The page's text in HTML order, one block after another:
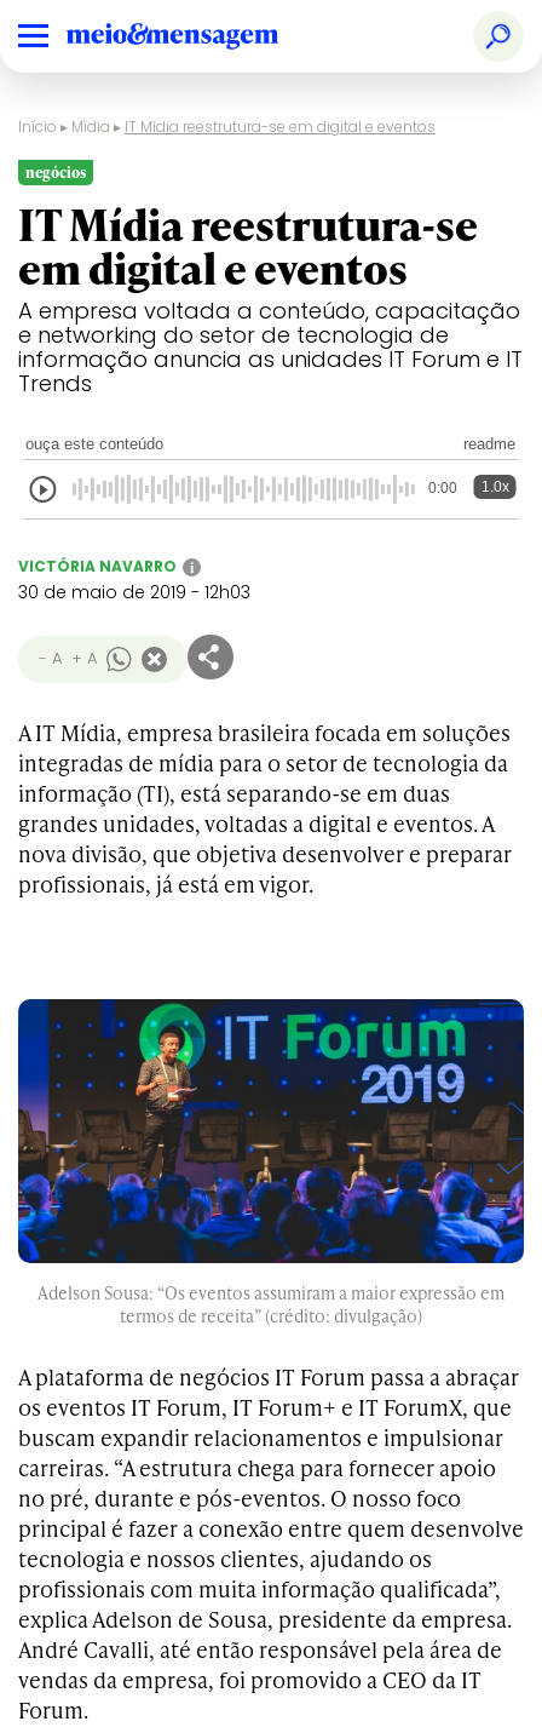
Início ▸ Mídia ▸ IT Mídia reestrutura-se em digital e eventos
negócios
IT Mídia reestrutura-se
em digital e eventos
A empresa voltada a conteúdo, capacitação
e networking do setor de tecnologia de
informação anuncia as unidades IT Forum e IT
Trends
ouça este conteúdo readme
0:00 1.0x
VICTÓRIA NAVARRO i
30 de maio de 2019 - 12h03
- A + A
A IT Mídia, empresa brasileira focada em soluções
integradas de mídia para o setor de tecnologia da
informação (TI), está separando-se em duas
grandes unidades, voltadas a digital e eventos. A
nova divisão, que objetiva desenvolver e preparar
profissionais, já está em vigor.
Adelson Sousa: “Os eventos assumiram a maior expressão em
termos de receita” (crédito: divulgação)
A plataforma de negócios IT Forum passa a abraçar
os eventos IT Forum, IT Forum+ e IT ForumX, que
buscam expandir relacionamentos e impulsionar
carreiras. “A estrutura chega para fornecer apoio
no pré, durante e pós-eventos. O nosso foco
principal é fazer a conexão entre quem desenvolve
tecnologia e nossos clientes, ajudando os
profissionais com muita informação qualificada”,
explica Adelson de Sousa, presidente da empresa.
André Cavalli, até então responsável pela área de
vendas da empresa, foi promovido a CEO da IT
Forum.